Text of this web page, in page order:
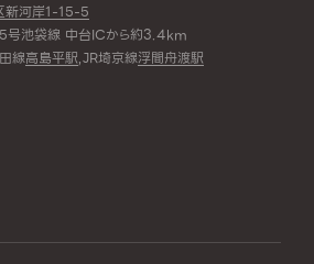
新河岸1-15-5
5号池袋線 中台ICから約3.4km
線高島平駅,JR埼京線浮間舟渡駅